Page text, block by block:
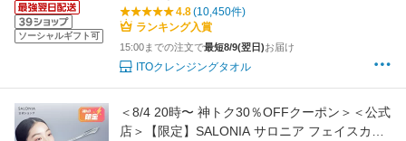
ソーシャルギフト可
4.8(10,450件)
ランキング入賞
15:00までの注文で最短8/9(翌日)お届け
ITOクレンジングタオル
＜8/4 20時〜 神トク30％OFFクーポン＞＜公式
店＞【限定】SALONIA サロニア フェイスカレ